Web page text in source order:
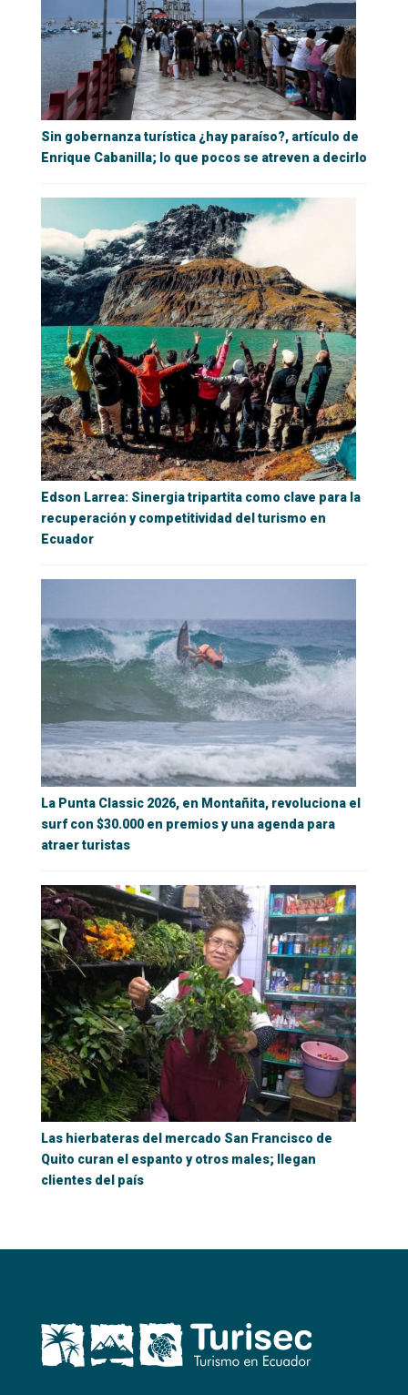
Sin gobernanza turística ¿hay paraíso?, artículo de
Enrique Cabanilla; lo que pocos se atreven a decirlo
Edson Larrea: Sinergia tripartita como clave para la
recuperación y competitividad del turismo en
Ecuador
La Punta Classic 2026, en Montañita, revoluciona el
surf con $30.000 en premios y una agenda para
atraer turistas
Las hierbateras del mercado San Francisco de
Quito curan el espanto y otros males; llegan
clientes del país